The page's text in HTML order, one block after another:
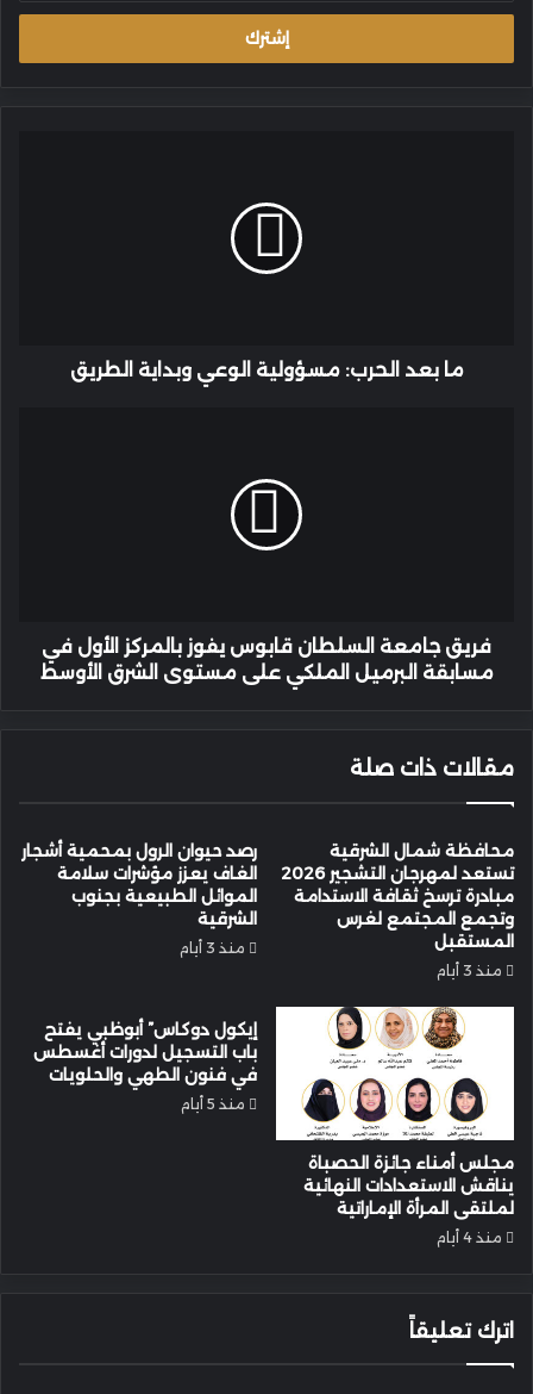
الإلكتروني
ما بعد الحرب: مسؤولية الوعي وبداية الطريق
البرميل
الملكي
الأوسط
فريق جامعة السلطان قابوس يفوز بالمركز الأول في
مسابقة البرميل الملكي على مستوى الشرق الأوسط
مقالات ذات صلة
محافظة شمال الشرقية
تستعد لمهرجان التشجير 2026
مبادرة ترسخ ثقافة الاستدامة
وتجمع المجتمع لغرس
المستقبل
منذ 3 أيام
رصد حيوان الرول بمحمية أشجار
الغاف يعزز مؤشرات سلامة
الموائل الطبيعية بجنوب
الشرقية
منذ 3 أيام
مجلس أمناء جائزة الحصباة
يناقش الاستعدادات النهائية
لملتقى المرأة الإماراتية
منذ 4 أيام
إيكول دوكاس” أبوظبي يفتح
باب التسجيل لدورات أغسطس
في فنون الطهي والحلويات
منذ 5 أيام
اترك تعليقاً